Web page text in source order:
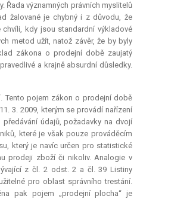
Řada významných právních myslitelů
žalované je chybný i z důvodu, že
kdy jsou standardní výkladové
metod užít, natož závěr, že by byly
zákona o prodejní době zaujatý
a krajně absurdní důsledky.
Tento pojem zákon o prodejní době
3. 2009, kterým se provádí nařízení
údajů, požadavky na dvojí
které je však pouze prováděcím
který je navíc určen pro statistické
prodeji zboží či nikoliv. Analogie v
z čl. 2 odst. 2 a čl. 39 Listiny
pro oblast správního trestání.
pak pojem „prodejní plocha“ je